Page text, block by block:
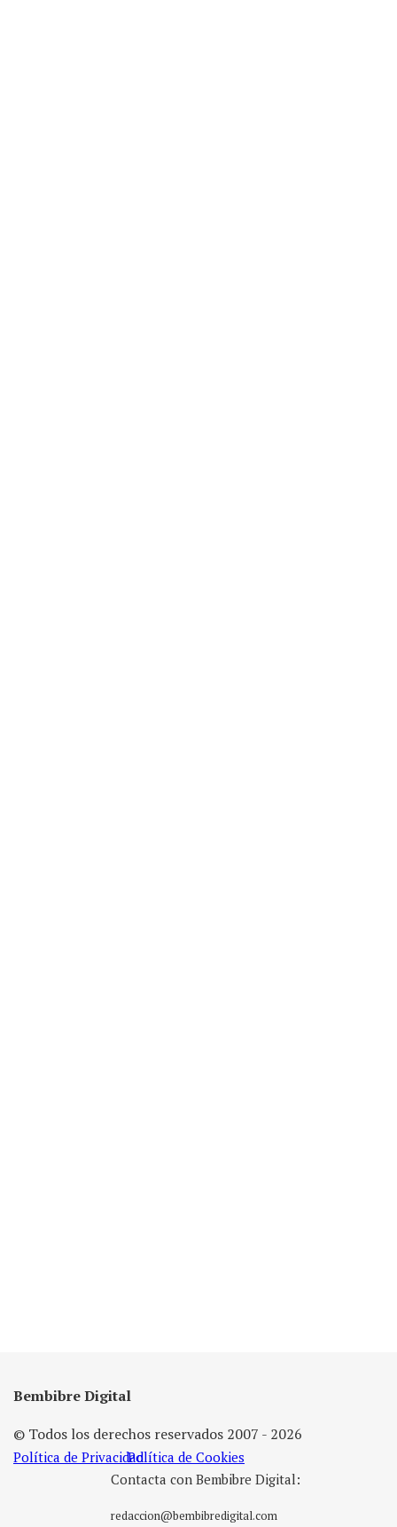
Bembibre Digital
© Todos los derechos reservados 2007 - 2026
Política de PrivacidadPolítica de Cookies
Contacta con Bembibre Digital:
redaccion@bembibredigital.com